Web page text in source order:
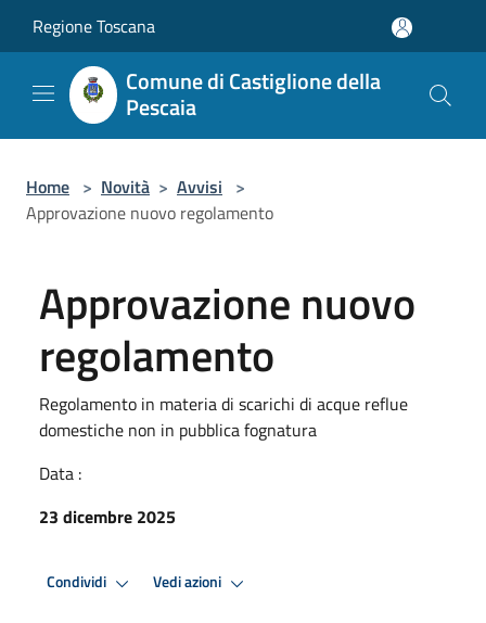
Regione Toscana
Comune di Castiglione della
Pescaia
Home > Novità > Avvisi >
Approvazione nuovo regolamento
Approvazione nuovo
regolamento
Regolamento in materia di scarichi di acque reflue
domestiche non in pubblica fognatura
Data :
23 dicembre 2025
Condividi Vedi azioni